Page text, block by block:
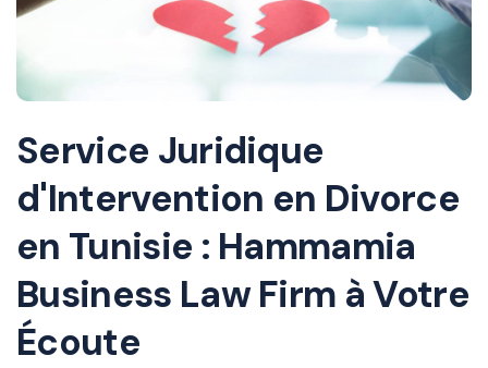
Service Juridique
d'Intervention en Divorce
en Tunisie : Hammamia
Business Law Firm à Votre
Écoute